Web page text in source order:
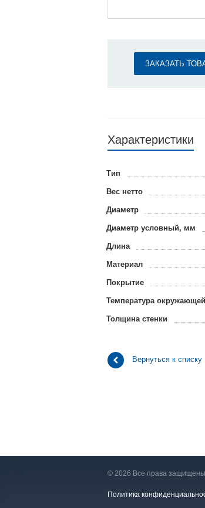
ЗАКАЗАТЬ
Характеристики
Тип
Вес нетто
Диаметр
Диаметр условный, мм
Длина
Материал
Покрытие
Температура
Толщина стенки
Вернуться к списку
© 2026 Все права
Политика